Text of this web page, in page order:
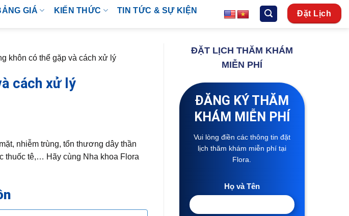
GIÁ KIẾN THỨC TIN TỨC & SỰ KIỆN Đặt Lịch
khôn có thể gặp và cách xử lý
cách xử lý
nhiễm trùng, tổn thương dây thần
thuốc tê,… Hãy cùng Nha khoa Flora
ĐẶT LỊCH THĂM KHÁM
MIỄN PHÍ
ĐĂNG KÝ THĂM
KHÁM MIỄN PHÍ
Vui lòng điền các thông tin đặt
lịch thăm khám miễn phí tại
Flora.
Họ và Tên